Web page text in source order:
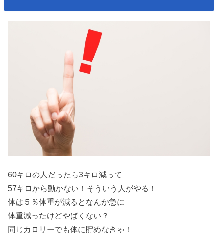
60キロの人だったら3キロ減って
57キロから動かない！そういう人がやる！
体は５％体重が減るとなんか急に
体重減ったけどやばくない？
同じカロリーでも体に貯めなきゃ！